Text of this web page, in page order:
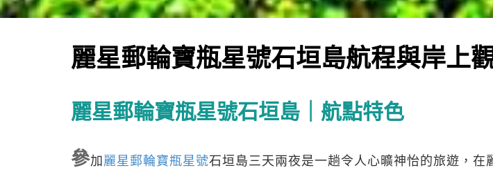
麗星郵輪寶瓶星號石垣島航程與岸上
麗星郵輪寶瓶星號石垣島｜航點特色
參加 麗星郵輪寶瓶星號石垣島三天兩夜是一趟令人心曠神怡的旅遊，在